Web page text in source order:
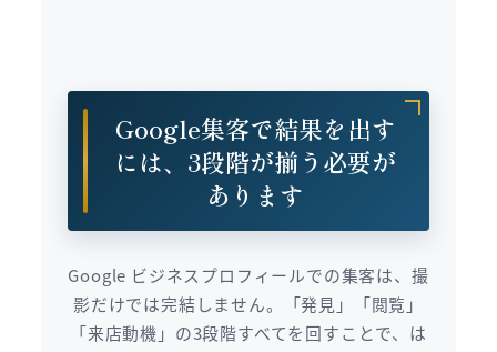
Google集客で結果を出す
には、3段階が揃う必要が
あります
Google ビジネスプロフィールでの集客は、撮
影だけでは完結しません。「発見」「閲覧」
「来店動機」の3段階すべてを回すことで、は